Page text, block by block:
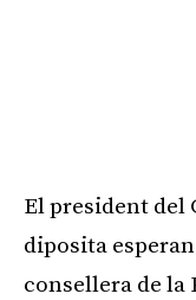
El president del
diposita
consellera de la